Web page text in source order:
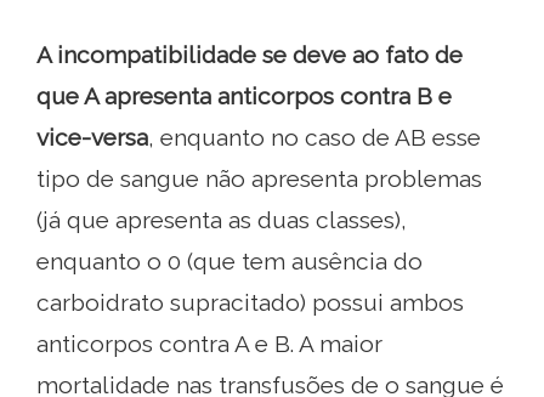
A incompatibilidade se deve ao fato de
que A apresenta anticorpos contra B e
vice-versa, enquanto no caso de AB esse
tipo de sangue não apresenta problemas
(já que apresenta as duas classes),
enquanto o 0 (que tem ausência do
carboidrato supracitado) possui ambos
anticorpos contra A e B. A maior
mortalidade nas transfusões de o sangue é